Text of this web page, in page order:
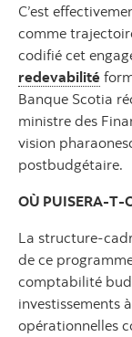
C’est
comme
codifié cet
redevabilité
Banque Scotia
ministre des
vision
postbudgétaire.
OÙ PUISERA-T-
La structure-
de ce
comptabilité
investissements
opérationnelles